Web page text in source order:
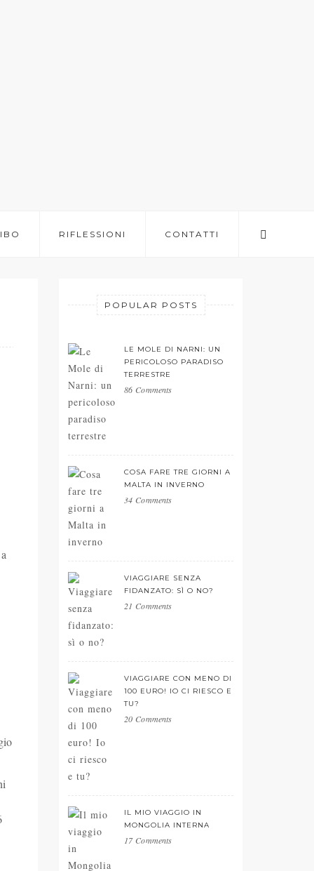
RIFLESSIONI CONTATTI
POPULAR POSTS
LE MOLE DI NARNI: UN
PERICOLOSO PARADISO
TERRESTRE
86 Comments
COSA FARE TRE GIORNI A
MALTA IN INVERNO
34 Comments
VIAGGIARE SENZA
FIDANZATO: SÌ O NO?
21 Comments
VIAGGIARE CON MENO DI
100 EURO! IO CI RIESCO E
TU?
20 Comments
IL MIO VIAGGIO IN
MONGOLIA INTERNA
17 Comments